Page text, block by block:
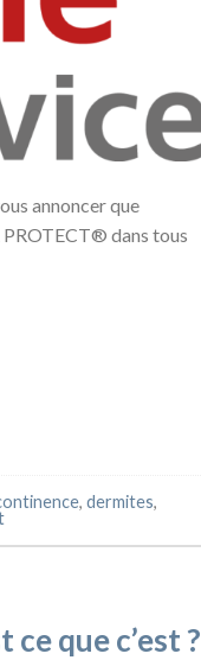
annoncer que
dans tous
, dermites,
que c’est ?